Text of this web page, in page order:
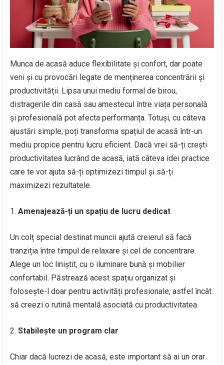
Munca de acasă aduce flexibilitate și confort, dar poate
veni și cu provocări legate de menținerea concentrării și
productivității. Lipsa unui mediu formal de birou,
distragerile din casă sau amestecul între viața personală
și profesională pot afecta performanța. Totuși, cu câteva
ajustări simple, poți transforma spațiul de acasă într-un
mediu propice pentru lucru eficient. Dacă vrei să-ți crești
productivitatea lucrând de acasă, iată câteva idei practice
care te vor ajuta să-ți optimizezi timpul și să-ți
maximizezi rezultatele.
Amenajează-ți un spațiu de lucru dedicat
Un colț special destinat muncii ajută creierul să facă
tranziția între timpul de relaxare și cel de concentrare.
Alege un loc liniștit, cu o iluminare bună și mobilier
confortabil. Păstrează acest spațiu organizat și
folosește-l doar pentru activități profesionale, astfel încât
să creezi o rutină mentală asociată cu productivitatea.
Stabilește un program clar
Chiar dacă lucrezi de acasă, este important să ai un orar